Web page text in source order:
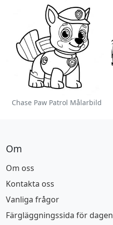
Chase Paw Patrol Målarbild
Om
Om oss
Kontakta oss
Vanliga frågor
Färgläggningssida för dagen